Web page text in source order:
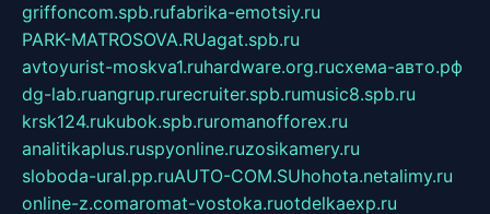
griffoncom.spb.rufabrika-emotsiy.ru
PARK-MATROSOVA.RUagat.spb.ru
avtoyurist-moskva1.ruhardware.org.ruсхема-авто.рф
dg-lab.ruangrup.rurecruiter.spb.rumusic8.spb.ru
krsk124.rukubok.spb.ruromanofforex.ru
analitikaplus.ruspyonline.ruzosikamery.ru
sloboda-ural.pp.ruAUTO-COM.SUhohota.netalimy.ru
online-z.comaromat-vostoka.ruotdelkaexp.ru